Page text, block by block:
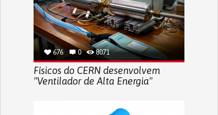
676 0 8071
Físicos do CERN desenvolvem
"Ventilador de Alta Energia"